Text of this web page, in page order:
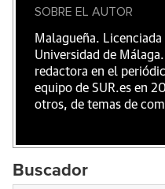
SOBRE EL AUTOR
Malagueña.
Universidad de
redactora en el
equipo de SUR.es en
otros, de temas de
Buscador